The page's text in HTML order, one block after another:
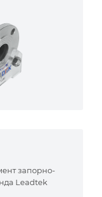
запорно-
Leadtek